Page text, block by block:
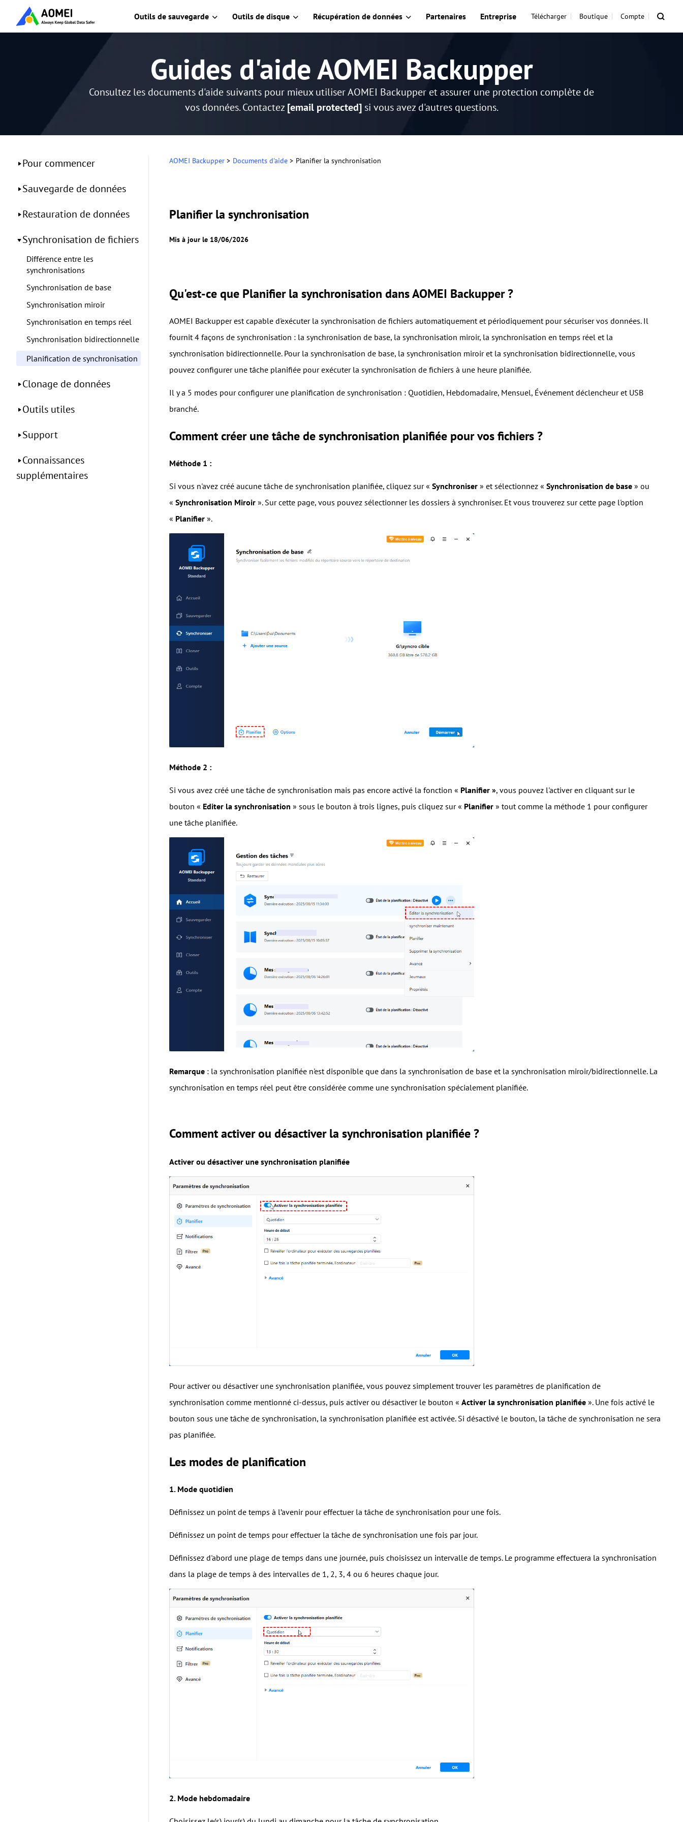
Outils de sauvegarde Outils de disque Récupération de données Partenaires Entreprise Télécharger Boutique Compte
Guides d'aide AOMEI Backupper
Consultez les documents d'aide suivants pour mieux utiliser AOMEI Backupper et assurer une protection complète de
vos données. Contactez [email protected]si vous avez d'autres questions.
Pour commencer
Sauvegarde de données
Restauration de données
Synchronisation de fichiers
Différence entre les
synchronisations
Synchronisation de base
Synchronisation miroir
Synchronisation en temps réel
Synchronisation bidirectionnelle
Planification de synchronisation
Clonage de données
Outils utiles
Support
Connaissances
supplémentaires
AOMEI Backupper > Documents d'aide > Planifier la synchronisation
Planifier la synchronisation
Mis à jour le 18/06/2026
Qu'est-ce que Planifier la synchronisation dans AOMEI Backupper ?
AOMEI Backupper est capable d'exécuter la synchronisation de fichiers automatiquement et périodiquement pour sécuriser vos données. Il
fournit 4 façons de synchronisation : la synchronisation de base, la synchronisation miroir, la synchronisation en temps réel et la
synchronisation bidirectionnelle. Pour la synchronisation de base, la synchronisation miroir et la synchronisation bidirectionnelle, vous
pouvez configurer une tâche planifiée pour exécuter la synchronisation de fichiers à une heure planifiée.
Il y a 5 modes pour configurer une planification de synchronisation : Quotidien, Hebdomadaire, Mensuel, Événement déclencheur et USB
branché.
Comment créer une tâche de synchronisation planifiée pour vos fichiers ?
Méthode 1 :
Si vous n'avez créé aucune tâche de synchronisation planifiée, cliquez sur « Synchroniser » et sélectionnez « Synchronisation de base » ou
« Synchronisation Miroir ». Sur cette page, vous pouvez sélectionner les dossiers à synchroniser. Et vous trouverez sur cette page l'option
« Planifier ».
Méthode 2 :
Si vous avez créé une tâche de synchronisation mais pas encore activé la fonction « Planifier », vous pouvez l'activer en cliquant sur le
bouton « Editer la synchronisation » sous le bouton à trois lignes, puis cliquez sur « Planifier » tout comme la méthode 1 pour configurer
une tâche planifiée.
Remarque : la synchronisation planifiée n'est disponible que dans la synchronisation de base et la synchronisation miroir/bidirectionnelle. La
synchronisation en temps réel peut être considérée comme une synchronisation spécialement planifiée.
Comment activer ou désactiver la synchronisation planifiée ?
Activer ou désactiver une synchronisation planifiée
Pour activer ou désactiver une synchronisation planifiée, vous pouvez simplement trouver les paramètres de planification de
synchronisation comme mentionné ci-dessus, puis activer ou désactiver le bouton « Activer la synchronisation planifiée ». Une fois activé le
bouton sous une tâche de synchronisation, la synchronisation planifiée est activée. Si désactivé le bouton, la tâche de synchronisation ne sera
pas planifiée.
Les modes de planification
1. Mode quotidien
Définissez un point de temps à l’avenir pour effectuer la tâche de synchronisation pour une fois.
Définissez un point de temps pour effectuer la tâche de synchronisation une fois par jour.
Définissez d'abord une plage de temps dans une journée, puis choisissez un intervalle de temps. Le programme effectuera la synchronisation
dans la plage de temps à des intervalles de 1, 2, 3, 4 ou 6 heures chaque jour.
2. Mode hebdomadaire